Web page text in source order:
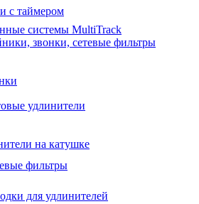
с таймером
системы MultiTrack
звонки, сетевые фильтры
удлинители
на катушке
фильтры
для удлинителей